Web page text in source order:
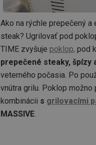
Ako na rýchle prepečený
steak? Ugrilovať pod
TIME zvyšuje poklop, pod
prepečené steaky, špízy
veterného počasia. Po
vnútra grilu. Poklop
kombinácii s grilovacími
MASSIVE.